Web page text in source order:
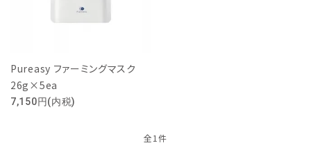
Easydew
Pureasy ファーミングマスク
26g×5ea
7,150円(内税)
全1件